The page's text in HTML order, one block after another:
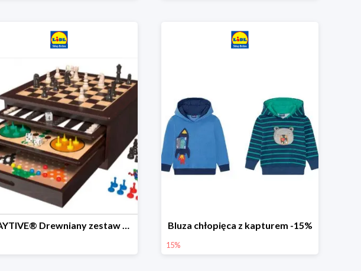
PLAYTIVE® Drewniany zestaw gier 10 w 1 Bluza chłopięca z kapturem -15%
15%